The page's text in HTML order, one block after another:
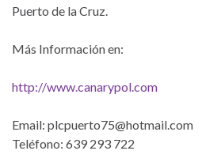
Puerto de la Cruz.
Más Información en:
http://www.canarypol.com
Email: plcpuerto75@hotmail.com
Teléfono: 639 293 722